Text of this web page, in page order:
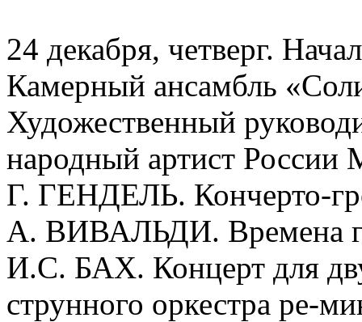
24 декабря, четверг.
Камерный ансамбль
Художественный
народный артист
Г. ГЕНДЕЛЬ. Кончерто-
А. ВИВАЛЬДИ. Времена
И.С. БАХ. Концерт для
струнного оркестра ре-